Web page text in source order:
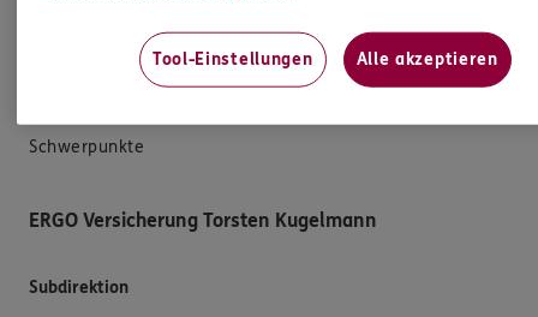
Kooperationspartner
Schwerpunkte
ERGO Versicherung Torsten Kugelmann
Subdirektion
Tool-Einstellungen Alle akzeptieren